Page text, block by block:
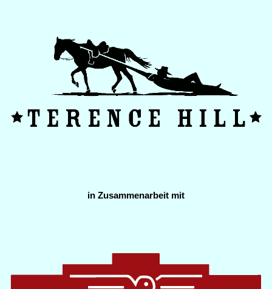
in Zusammenarbeit mit